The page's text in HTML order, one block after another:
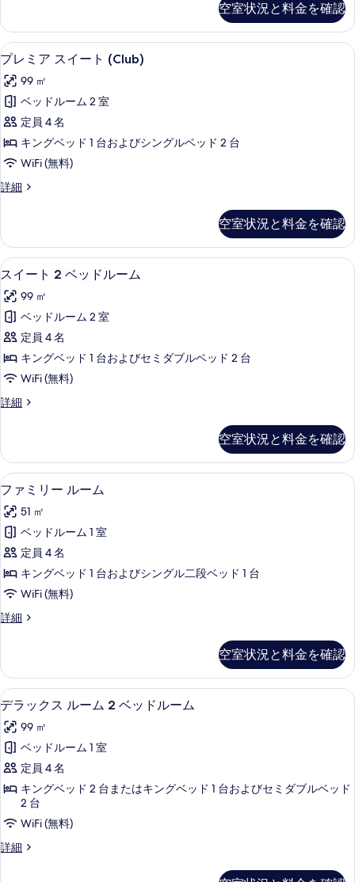
ル
ー
ム
ク
ラ
ブ
ラ
ウ
ン
用
可
シ
テ
ィ
ビ
ュ
ー
(Club)
す
べ
て
の
写
真
を
表
示
ル
ー
ム
ベ
ッ
ド
ル
ー
ム
ク
ラ
ン
ジ
利
用
可
シ
テ
ィ
ビ
ー
(Club)
の
空室状況と料金を確認
プ
レ
ミ
ア
ス
イ
ト
の
す
べ
て
の
写
真
を
表
る
プレミア スイート (Club) | ミニバー
4
プレミア スイート (Club)
99 ㎡
ベッドルーム 2 室
定員 4 名
キングベッド 1 台およびシングルベッド 2 台
WiFi (無料)
詳細
プ
ス
イ
ー
(Club)
の
詳
細
空室状況と料金を確認
ス
イ
ー
ト
2
ベ
ッ
ド
ー
ム
の
す
べ
て
の
写
真
示
す
る
スイート 2 ベッドルーム | ミニバー
6
スイート 2 ベッドルーム
99 ㎡
ベッドルーム 2 室
定員 4 名
キングベッド 1 台およびセミダブルベッド 2 台
WiFi (無料)
詳細
ス
2
ベ
ッ
ル
ー
ム
の
詳
細
空室状況と料金を確認
フ
ァ
ミ
リ
ー
ル
ム
す
べ
て
の
写
真
を
示
す
ファミリー ルーム | ミニバー、セー
5
ファミリー ルーム
51 ㎡
ベッドルーム 1 室
定員 4 名
キングベッド 1 台およびシングル二段ベッド 1 台
WiFi (無料)
詳細
フ
ー
ル
ー
の
詳
細
空室状況と料金を確認
デ
ラ
ッ
ク
ス
ー
ム
デラックス ルーム 2 ベッドルーム |
3
デラックス ルーム 2 ベッドルーム
99 ㎡
ベッドルーム 1 室
定員 4 名
キングベッド 2 台またはキングベッド 1 台およびセミダブルベッド
2 台
WiFi (無料)
詳細
デ